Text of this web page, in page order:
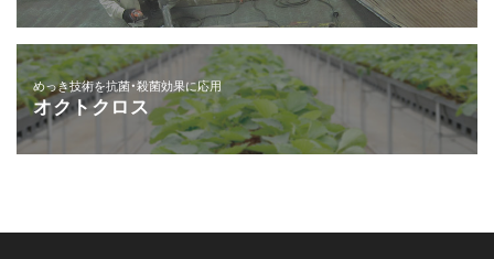
めっき技術を抗菌・殺菌効果に応用
オクトクロス